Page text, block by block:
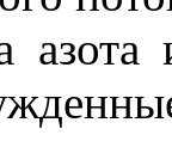
азота